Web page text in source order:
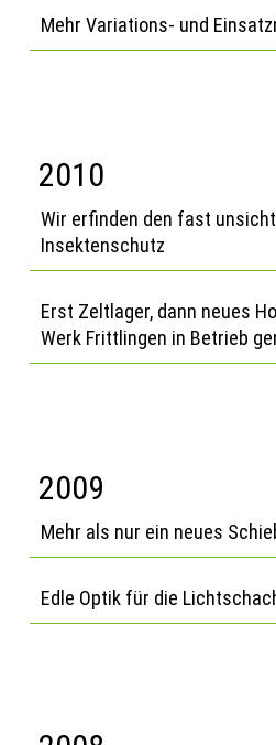
Mehr Variations- und
2010
Wir erfinden den fast
Insektenschutz
Erst Zeltlager, dann neues
Werk Frittlingen in Betrieb
2009
Mehr als nur ein neues
Edle Optik für die